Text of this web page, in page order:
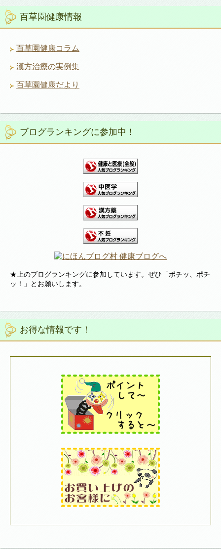
百草園健康情報
百草園健康コラム
漢方治療の実例集
百草園健康だより
ブログランキングに参加中！
★上のブログランキングに参加しています。ぜひ「ポチッ、ポチ
ッ！」とお願いします。
お得な情報です！